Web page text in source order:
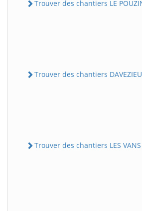
Trouver des chantiers LE
Trouver des chantiers
Trouver des chantiers LES VANS